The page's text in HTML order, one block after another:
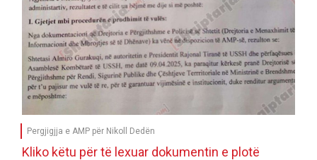
Pergjigjja e AMP për Nikoll Dedën
Kliko këtu për të lexuar dokumentin e plotë